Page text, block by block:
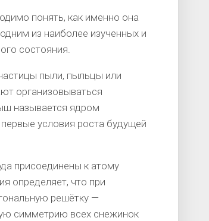
понять, как именно она
из наиболее изученных и
состояния.
пыли, пыльцы или
организовываться
называется ядром
условия роста будущей
присоединены к атому
определяет, что при
решётку —
симметрию всех снежинок